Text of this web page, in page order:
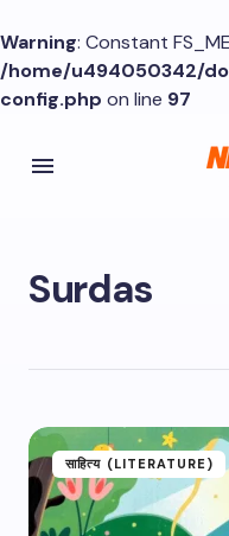
Warning: Constant
/home/u494050342/
config.php on line 97
Surdas
साहित्य (LITERATURE)